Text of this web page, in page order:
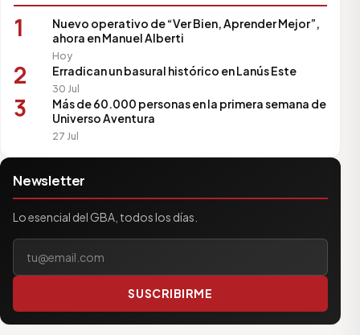
1
Nuevo operativo de “Ver Bien, Aprender Mejor”,
ahora en Manuel Alberti
Hoy
2 Erradican un basural histórico en Lanús Este
30 Jul
3
Más de 60.000 personas en la primera semana de
Universo Aventura
27 Jul
Newsletter
Lo esencial del GBA, todos los días.
SUSCRIBIRME